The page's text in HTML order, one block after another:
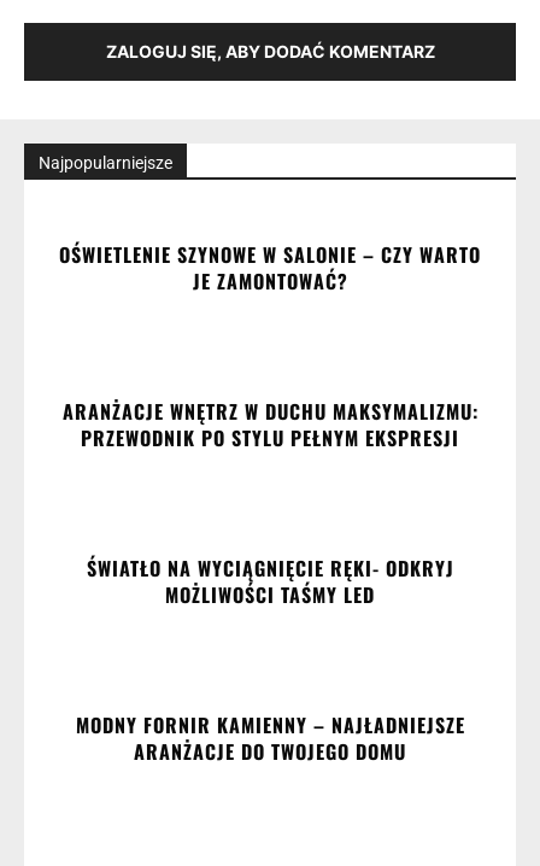
ZALOGUJ SIĘ, ABY DODAĆ KOMENTARZ
Najpopularniejsze
OŚWIETLENIE SZYNOWE W SALONIE – CZY WARTO
JE ZAMONTOWAĆ?
ARANŻACJE WNĘTRZ W DUCHU MAKSYMALIZMU:
PRZEWODNIK PO STYLU PEŁNYM EKSPRESJI
ŚWIATŁO NA WYCIĄGNIĘCIE RĘKI- ODKRYJ
MOŻLIWOŚCI TAŚMY LED
MODNY FORNIR KAMIENNY – NAJŁADNIEJSZE
ARANŻACJE DO TWOJEGO DOMU